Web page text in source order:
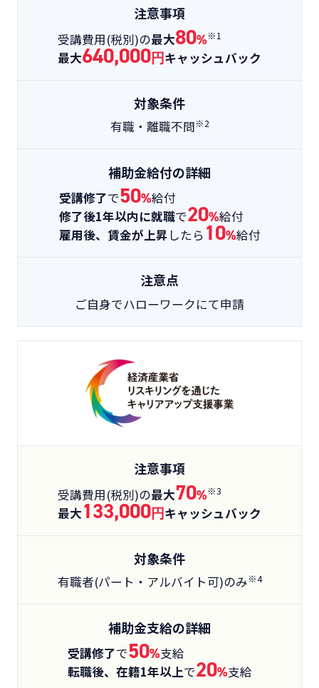
注意事項
受講費用(税別)の最大80%※1
最大640,000円キャッシュバック
対象条件
有職・離職不問※2
補助金給付の詳細
受講修了で50%給付
修了後1年以内に就職で20%給付
雇用後、賃金が上昇 したら 10%給付
注意点
ご自身でハローワークにて申請
注意事項
受講費用(税別)の最大70%※3
最大133,000円キャッシュバック
対象条件
有職者(パート・アルバイト可)のみ※4
補助金支給の詳細
受講修了で50%支給
転職後、在籍1年以上で20%支給